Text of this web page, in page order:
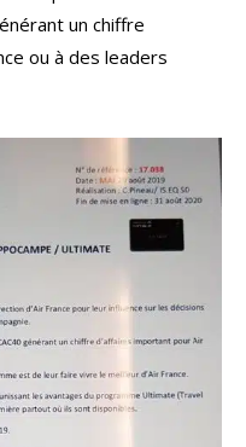
un chiffre
ou à des leaders